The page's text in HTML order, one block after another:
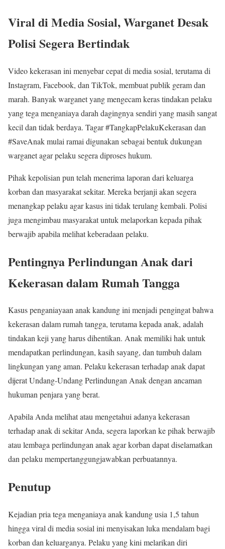
Viral di Media Sosial, Warganet Desak
Polisi Segera Bertindak
Video kekerasan ini menyebar cepat di media sosial, terutama di
Instagram, Facebook, dan TikTok, membuat publik geram dan
marah. Banyak warganet yang mengecam keras tindakan pelaku
yang tega menganiaya darah dagingnya sendiri yang masih sangat
kecil dan tidak berdaya. Tagar #TangkapPelakuKekerasan dan
#SaveAnak mulai ramai digunakan sebagai bentuk dukungan
warganet agar pelaku segera diproses hukum.
Pihak kepolisian pun telah menerima laporan dari keluarga
korban dan masyarakat sekitar. Mereka berjanji akan segera
menangkap pelaku agar kasus ini tidak terulang kembali. Polisi
juga mengimbau masyarakat untuk melaporkan kepada pihak
berwajib apabila melihat keberadaan pelaku.
Pentingnya Perlindungan Anak dari
Kekerasan dalam Rumah Tangga
Kasus penganiayaan anak kandung ini menjadi pengingat bahwa
kekerasan dalam rumah tangga, terutama kepada anak, adalah
tindakan keji yang harus dihentikan. Anak memiliki hak untuk
mendapatkan perlindungan, kasih sayang, dan tumbuh dalam
lingkungan yang aman. Pelaku kekerasan terhadap anak dapat
dijerat Undang-Undang Perlindungan Anak dengan ancaman
hukuman penjara yang berat.
Apabila Anda melihat atau mengetahui adanya kekerasan
terhadap anak di sekitar Anda, segera laporkan ke pihak berwajib
atau lembaga perlindungan anak agar korban dapat diselamatkan
dan pelaku mempertanggungjawabkan perbuatannya.
Penutup
Kejadian pria tega menganiaya anak kandung usia 1,5 tahun
hingga viral di media sosial ini menyisakan luka mendalam bagi
korban dan keluarganya. Pelaku yang kini melarikan diri